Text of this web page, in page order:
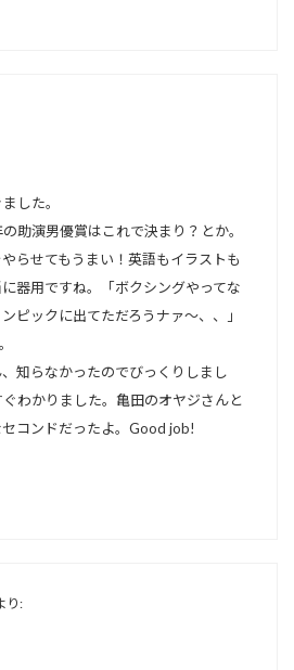
した。
助演男優賞はこれで決まり？とか。
らせてもうまい！英語もイラストも
器用ですね。「ボクシングやってな
ピックに出てただろうナァ～、、」
知らなかったのでびっくりしまし
わかりました。亀田のオヤジさんと
コンドだったよ。Good job!
り: